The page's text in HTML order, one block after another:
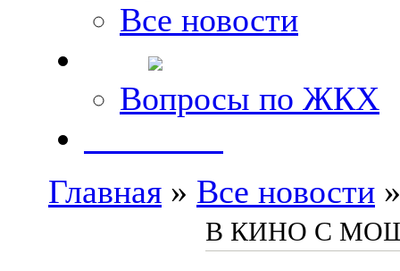
Все новости
Вопросы по ЖКХ
Главная » Все новости
В КИНО С